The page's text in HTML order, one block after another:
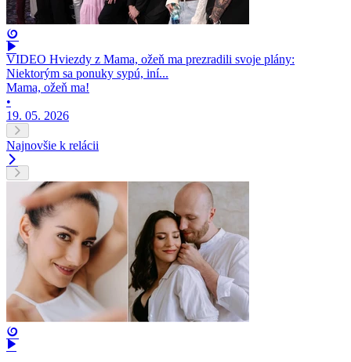
VIDEO Hviezdy z Mama, ožeň ma prezradili svoje plány:
Niektorým sa ponuky sypú, iní...
Mama, ožeň ma!
•
19. 05. 2026
Najnovšie k relácii